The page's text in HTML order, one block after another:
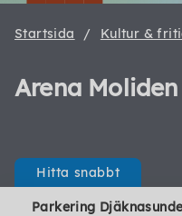
Startsida Kultur &
Arena Moliden
Hitta snabbt
Parkering